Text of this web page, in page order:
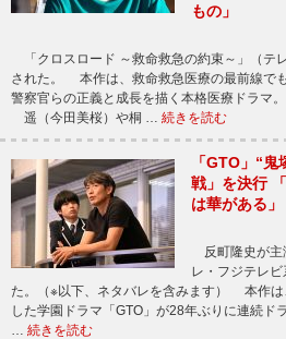
もの」
「クロスロード ～救命救急の約束～」（テ
された。 本作は、救命救急医療の最前線で
警察官らの正義と成長を描く本格医療ドラマ
遥（今田美桜）や桐 … 続きを読む
「GTO」“
戦」を決行
は華がある」
反町隆史が主
レ・フジテレ
た。（※以下、ネタバレを含みます） 本作は
した学園ドラマ「GTO」が28年ぶりに連続ド
続きを読む